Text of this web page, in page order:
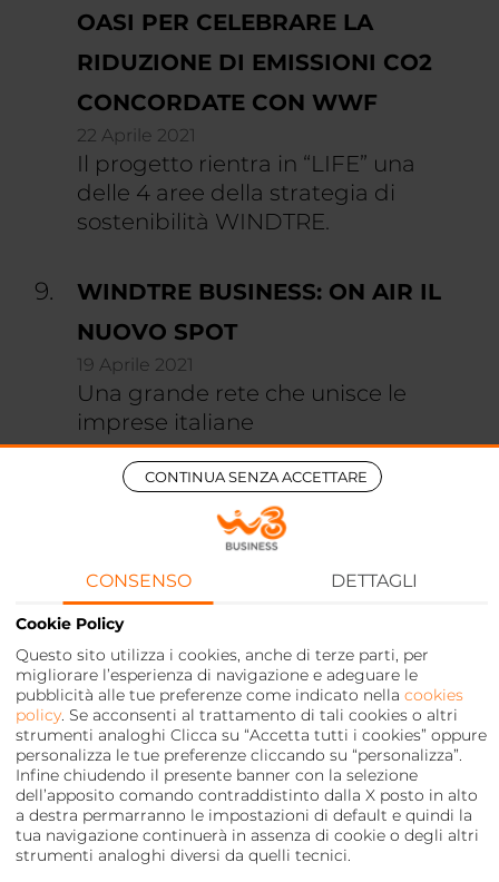
CONTINUA SENZA ACCETTARE
CONSENSO
Cookie Policy
Questo sito utilizza i cookies, anche di terze parti, per
migliorare l’esperienza di navigazione e adeguare le
pubblicità alle tue preferenze come indicato nella cookies
policy . Se acconsenti al trattamento di tali cookies o altri
strumenti analoghi Clicca su “Accetta tutti i cookies” oppure
personalizza le tue preferenze cliccando su “personalizza”.
Infine chiudendo il presente banner con la selezione
dell’apposito comando contraddistinto dalla X posto in alto
a destra permarranno le impostazioni di default e quindi la
tua navigazione continuerà in assenza di cookie o degli altri
strumenti analoghi diversi da quelli tecnici.
DETTAGLI
OASI PER CELEBRARE LA
RIDUZIONE DI EMISSIONI CO2
CONCORDATE CON WWF
22 Aprile 2021
Il progetto rientra in “LIFE” una
delle 4 aree della strategia di
sostenibilità WINDTRE.
WINDTRE BUSINESS: ON AIR IL
NUOVO SPOT
19 Aprile 2021
Una grande rete che unisce le
imprese italiane
WINDTRE BUSINESS TORNA IN
TV CON LE AZIENDE PARTNER
PROTAGONISTE
13 Febbraio 2023
WINDTRE BUSINESS TORNA IN TV
CON LE AZIENDE PARTNER
PROTAGONISTE